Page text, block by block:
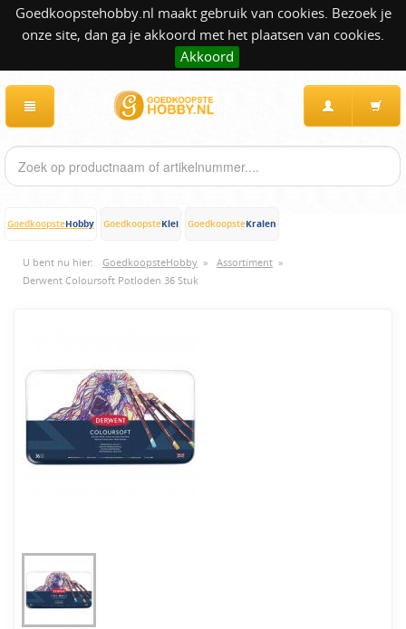
Goedkoopstehobby.nl maakt gebruik van cookies. Bezoek je
onze site, dan ga je akkoord met het plaatsen van cookies.
Akkoord
GoedkoopsteHobby GoedkoopsteKlei GoedkoopsteKralen
U bent nu hier: GoedkoopsteHobby » Assortiment »
Derwent Coloursoft Potloden 36 Stuk